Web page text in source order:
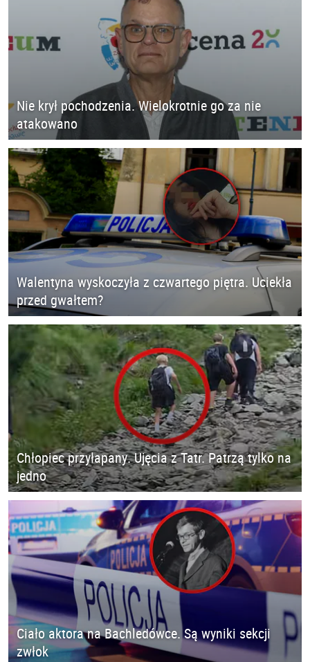
Nie krył pochodzenia. Wielokrotnie go za nie
atakowano
Walentyna wyskoczyła z czwartego piętra. Uciekła
przed gwałtem?
Chłopiec przyłapany. Ujęcia z Tatr. Patrzą tylko na
jedno
Ciało aktora na Bachledówce. Są wyniki sekcji
zwłok